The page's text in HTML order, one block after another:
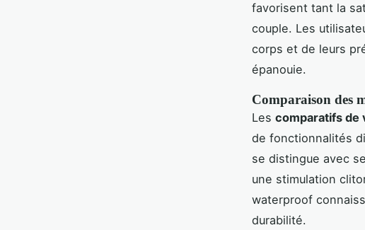
favorisent tant la
couple. Les
corps et de leurs
épanouie.
Comparaison des
Les comparatifs de
de fonctionnalités
se distingue avec
une stimulation
waterproof
durabilité.